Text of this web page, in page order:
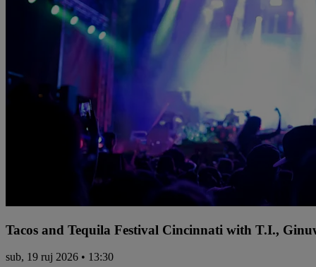
Tacos and Tequila Festival Cincinnati with T.I.,
sub, 19 ruj 2026 • 13:30